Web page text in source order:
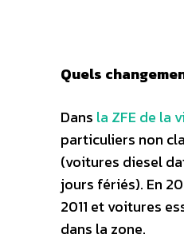
Quels
Dans la ZFE de la
particuliers non
(voitures diesel
jours fériés). En
2011 et voitures
dans la zone.